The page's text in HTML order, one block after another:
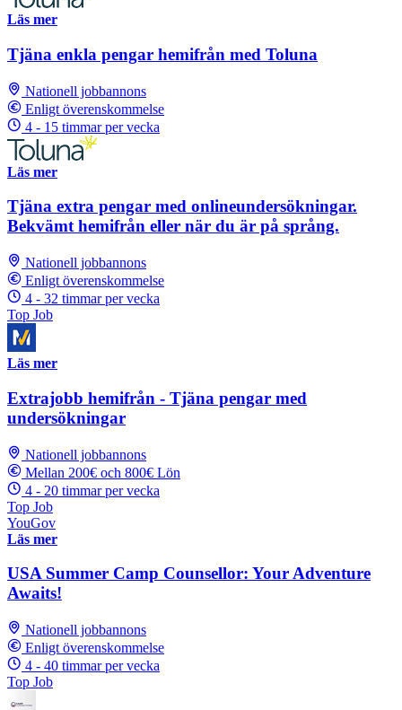
Läs mer
Tjäna enkla pengar hemifrån med Toluna
Nationell jobbannons
Enligt överenskommelse
4 - 15 timmar per vecka
Läs mer
Tjäna extra pengar med onlineundersökningar.
Bekvämt hemifrån eller när du är på språng.
Nationell jobbannons
Enligt överenskommelse
4 - 32 timmar per vecka
Top Job
Läs mer
Extrajobb hemifrån - Tjäna pengar med
undersökningar
Nationell jobbannons
Mellan 200€ och 800€ Lön
4 - 20 timmar per vecka
Top Job
YouGov
Läs mer
USA Summer Camp Counsellor: Your Adventure
Awaits!
Nationell jobbannons
Enligt överenskommelse
4 - 40 timmar per vecka
Top Job